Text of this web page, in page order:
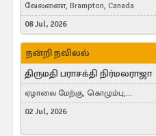
வேலணை, Brampton, Canada
08 Jul, 2026
நன்றி நவிலல்
திருமதி பராசக்தி நிர்மலராஜா
ஏழாலை மேற்கு, கொழும்பு,
தங்காலை, London, United Kingdom
02 Jul, 2026